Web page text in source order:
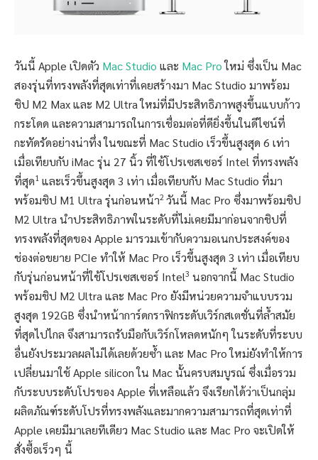
วันนี้ Apple เปิดตัว Mac Studio และ Mac Proใหม่ ซึ่งเป็น Mac
สองรุ่นที่ทรงพลังที่สุดเท่าที่เคยสร้างมา Mac Studio มาพร้อม
ชิป M2 Max และ M2 Ultra ใหม่ที่มีประสิทธิภาพสูงขึ้นแบบก้าว
กระโดด และความสามารถในการเชื่อมต่อที่ดียิ่งขึ้นในดีไซน์ที่
กะทัดรัดอย่างน่าทึ่ง ในขณะที่ Mac Studio เร็วขึ้นสูงสุด 6 เท่า
เมื่อเทียบกับ iMac รุ่น 27 นิ้ว ที่ใช้โปรเซสเซอร์ Intel ที่ทรงพลัง
ที่สุด1 และเร็วขึ้นสูงสุด 3 เท่า เมื่อเทียบกับ Mac Studio ที่มา
พร้อมชิป M1 Ultra รุ่นก่อนหน้า2 วันนี้ Mac Pro ซึ่งมาพร้อมชิป
M2 Ultra นำประสิทธิภาพในระดับที่ไม่เคยมีมาก่อนจากชิปที่
ทรงพลังที่สุดของ Apple มารวมเข้ากับความอเนกประสงค์ของ
ช่องต่อขยาย PCIe ทำให้ Mac Pro เร็วขึ้นสูงสุด 3 เท่า เมื่อเทียบ
กับรุ่นก่อนหน้าที่ใช้โปรเซสเซอร์ Intel3 นอกจากนี้ Mac Studio
พร้อมชิป M2 Ultra และ Mac Pro ยังมีหน่วยความจำแบบรวม
สูงสุด 192GB ซึ่งนำหน้าการ์ดกราฟิกระดับเวิร์กสเตชั่นที่ล้ำสมัย
ที่สุดไปไกล จึงสามารถรับมือกับเวิร์กโหลดหนักๆ ในระดับที่ระบบ
อื่นยังประมวลผลไม่ได้เลยด้วยซ้ำ และ Mac Pro ใหม่ยังทำให้การ
เปลี่ยนมาใช้ Apple silicon ใน Mac นั้นครบสมบูรณ์ ซึ่งเมื่อรวม
กับระบบระดับโปรของ Apple ที่เหลือแล้ว จึงเรียกได้ว่าเป็นกลุ่ม
ผลิตภัณฑ์ระดับโปรที่ทรงพลังและมากความสามารถที่สุดเท่าที่
Apple เคยมีมาเลยทีเดียว Mac Studio และ Mac Pro จะเปิดให้
สั่งซื้อเร็วๆ นี้